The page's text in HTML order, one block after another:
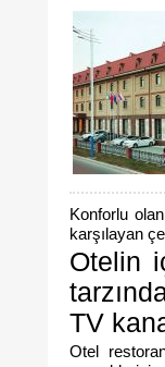
Konforlu
karşılayan
Otelin
TV
Otel